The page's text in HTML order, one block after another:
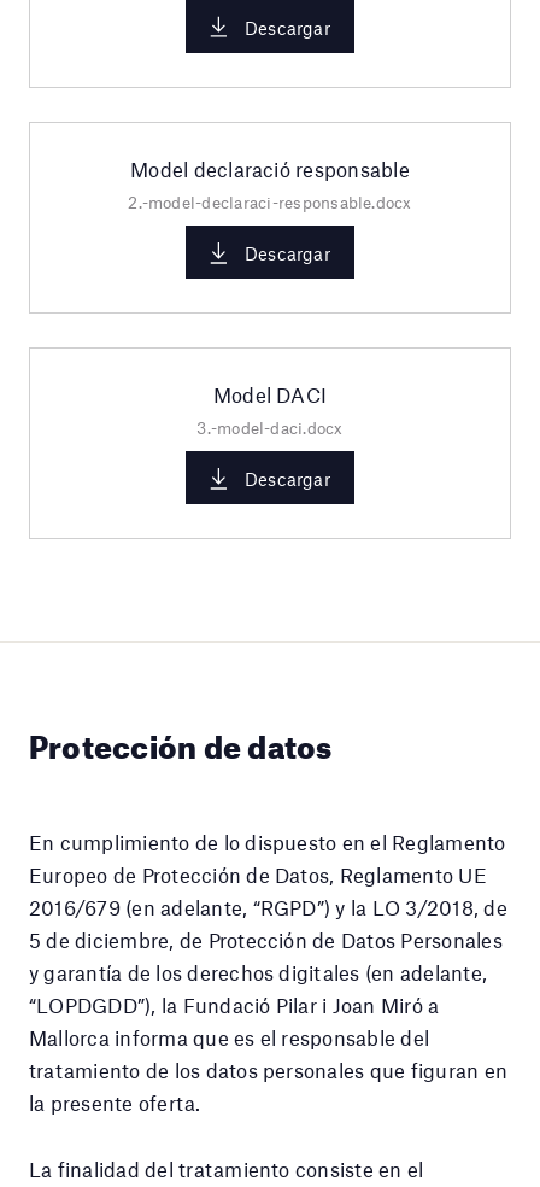
Descargar
Model declaració responsable
2.-model-declaraci-responsable.docx
Descargar
Model DACI
3.-model-daci.docx
Descargar
Protección de datos
En cumplimiento de lo dispuesto en el Reglamento
Europeo de Protección de Datos, Reglamento UE
2016/679 (en adelante, “RGPD”) y la LO 3/2018, de
5 de diciembre, de Protección de Datos Personales
y garantía de los derechos digitales (en adelante,
“LOPDGDD”), la Fundació Pilar i Joan Miró a
Mallorca informa que es el responsable del
tratamiento de los datos personales que figuran en
la presente oferta.
La finalidad del tratamiento consiste en el